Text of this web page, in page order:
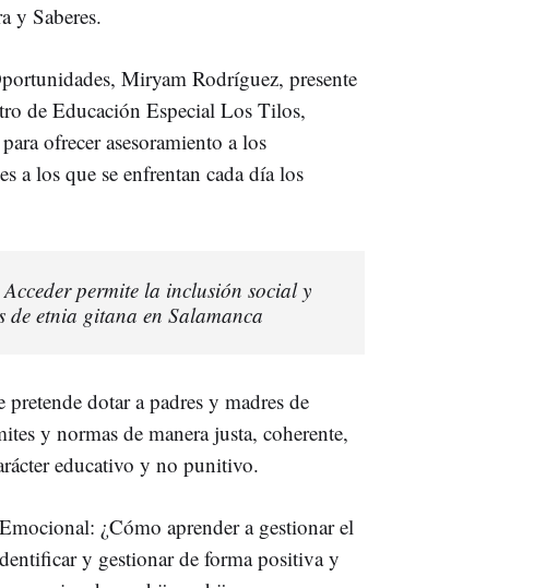
y Saberes.
Miryam Rodríguez, presente
de Educación Especial Los Tilos,
ofrecer asesoramiento a los
a los que se enfrentan cada día los
permite la inclusión social y
etnia gitana en Salamanca
dotar a padres y madres de
y normas de manera justa, coherente,
educativo y no punitivo.
¿Cómo aprender a gestionar el
y gestionar de forma positiva y